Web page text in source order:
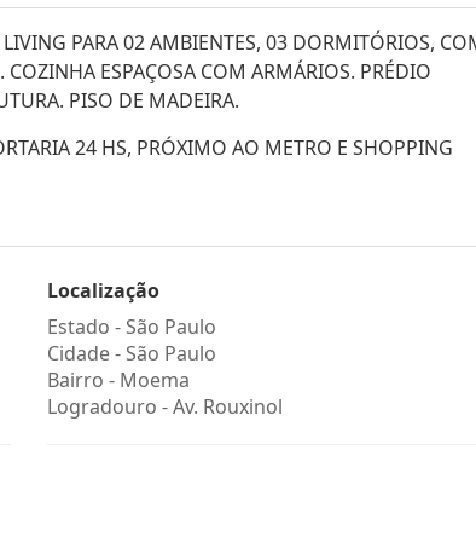
PARA 02 AMBIENTES, 03 DORMITÓRIOS,
ESPAÇOSA COM ARMÁRIOS. PRÉDIO
PISO DE MADEIRA.
24 HS, PRÓXIMO AO METRO E SHOPPING
Localização
Estado -São Paulo
Cidade -São Paulo
Bairro - Moema
Logradouro -Av. Rouxinol